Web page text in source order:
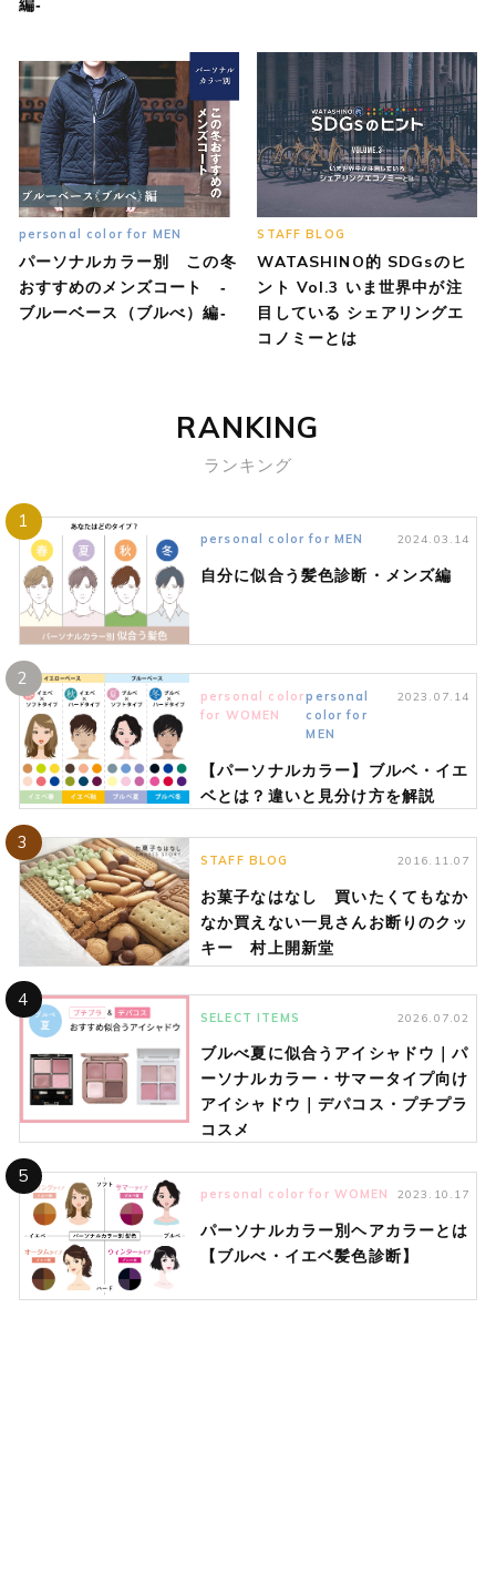
編‐
personal color for MEN
パーソナルカラー別 この冬
おすすめのメンズコート ‐
ブルーベース（ブルべ）編‐
STAFF BLOG
WATASHINO的 SDGsのヒ
ント Vol.3 いま世界中が注
目している シェアリングエ
コノミーとは
RANKING
ランキング
1
personal color for MEN 2024.03.14
自分に似合う髪色診断・メンズ編
2
personal color
for WOMEN
personal
color for
MEN
2023.07.14
【パーソナルカラー】ブルベ・イエ
ベとは？違いと見分け方を解説
3
STAFF BLOG 2016.11.07
お菓子なはなし 買いたくてもなか
なか買えない一見さんお断りのクッ
キー 村上開新堂
4
SELECT ITEMS 2026.07.02
ブルべ夏に似合うアイシャドウ｜パ
ーソナルカラー・サマータイプ向け
アイシャドウ｜デパコス・プチプラ
コスメ
5
personal color for WOMEN 2023.10.17
パーソナルカラー別ヘアカラーとは
【ブルべ・イエベ髪色診断】